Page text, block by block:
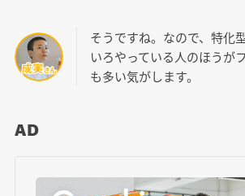
そうですね。なので、特化
いろやっている人のほうが
も多い気がします。
AD